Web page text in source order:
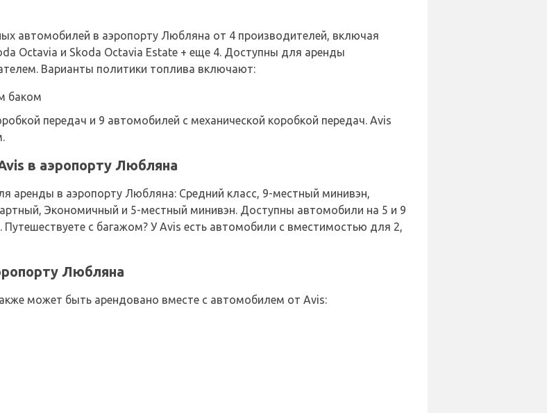
автомобилей в аэропорту Любляна от 4 производителей, включая
Octavia и Skoda Octavia Estate + еще 4. Доступны для аренды
Варианты политики топлива включают:
баком
передач и 9 автомобилей с механической коробкой передач. Avis
в аэропорту Любляна
аренды в аэропорту Любляна: Средний класс, 9-местный минивэн,
Экономичный и 5-местный минивэн. Доступны автомобили на 5 и 9
с багажом? У Avis есть автомобили с вместимостью для 2,
Любляна
может быть арендовано вместе с автомобилем от Avis: